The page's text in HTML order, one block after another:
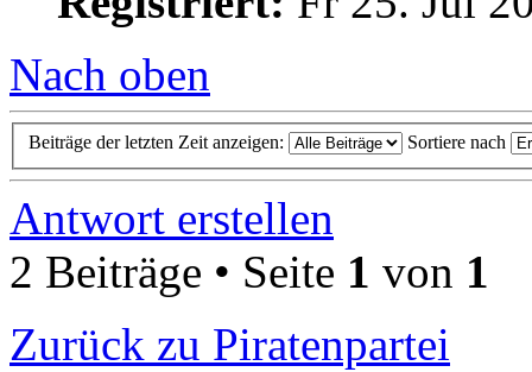
Nach oben
Beiträge der letzten Zeit anzeigen: Sortiere nach
Antwort erstellen
2 Beiträge • Seite 1 von 1
Zurück zu Piratenpartei